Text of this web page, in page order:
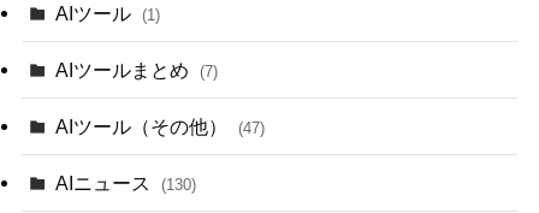
AIツール (1)
AIツールまとめ (7)
AIツール（その他） (47)
AIニュース (130)